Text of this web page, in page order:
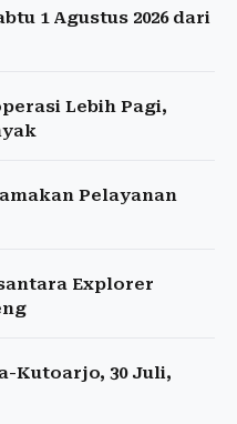
1 Agustus 2026 dari
Lebih Pagi,
Pelayanan
Explorer
Kutoarjo, 30 Juli,